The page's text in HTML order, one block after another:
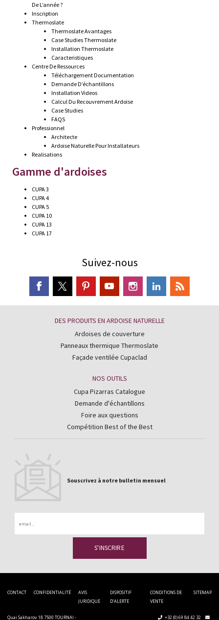
De L’année ?
Inscription
Thermoslate
Thermoslate Avantages
Case Studies Thermoslate
Installation Thermoslate
Caracteristiques
Centre De Ressources
Téléchargement Documentation
Demande D’échantillons
Installation Videos
Calcul Du Recouvrement Ardoise
Case Studies
FAQS
Professionnel
Architecte
Ardoise Naturelle Pour Installateurs
Realisations
Gamme d'ardoises
CUPA 3
CUPA 4
CUPA 5
CUPA 10
CUPA 13
CUPA 17
Suivez-nous
DES PRODUITS EN ARDOISE NATURELLE
Ardoises de couverture
Panneaux thermique Thermoslate
Façade ventilée Cupaclad
NOS OUTILS
Cupa Pizarras Catalogue
Demande d'échantillons
Foire aux questions
Compétition Best of the Best
Souscrivez à notre bulletin mensuel
CONTACT CONFIDENTIALITÉ
AVIS
JURIDIQUE
DISPOSITIF
D’ALERTE
CONDITIONS DE
VENTE
SITEMAP
Quai Sakharov 18 7500 TOURNAI - +32 (0) 69 84 42 32